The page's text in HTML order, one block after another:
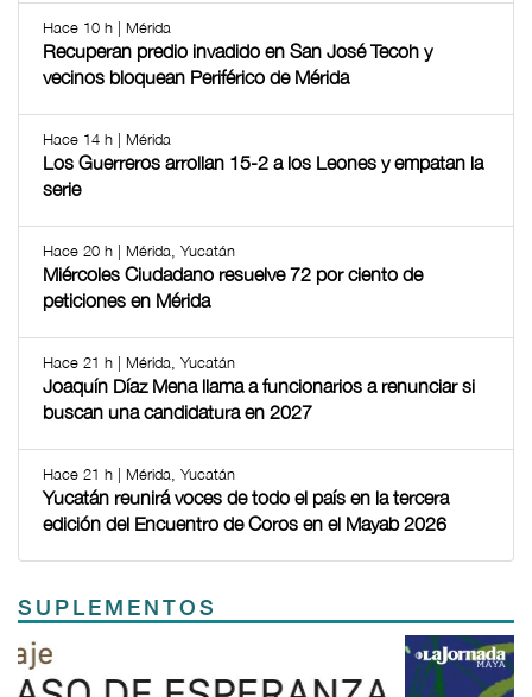
Hace 10 h | Mérida
Recuperan predio invadido en San José Tecoh y
vecinos bloquean Periférico de Mérida
Hace 14 h | Mérida
Los Guerreros arrollan 15-2 a los Leones y empatan la
serie
Hace 20 h | Mérida, Yucatán
Miércoles Ciudadano resuelve 72 por ciento de
peticiones en Mérida
Hace 21 h | Mérida, Yucatán
Joaquín Díaz Mena llama a funcionarios a renunciar si
buscan una candidatura en 2027
Hace 21 h | Mérida, Yucatán
Yucatán reunirá voces de todo el país en la tercera
edición del Encuentro de Coros en el Mayab 2026
SUPLEMENTOS